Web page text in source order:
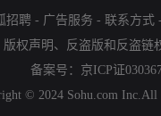
招聘 - 广告服务 - 联系方式 -
版权声明 、 反盗版和反盗链
备案号： 京ICP证
© 2024 Sohu.com Inc.All